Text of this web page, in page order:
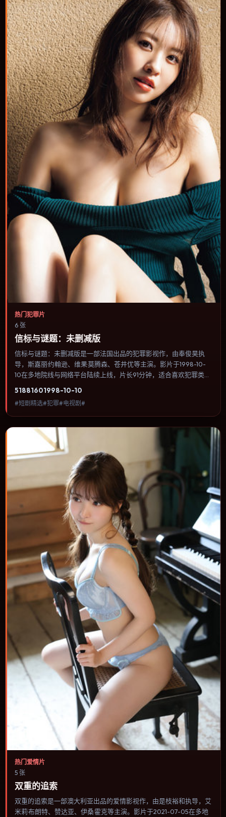
热门犯罪片
6 张
信标与谜题：未删减版
信标与谜题：未删减版是一部法国出品的犯罪影视作，由奉俊昊执
导，斯嘉丽·约翰逊、维果·莫腾森、苍井优等主演。影片于1998-10-
10在多地院线与网络平台陆续上线，片长91分钟，适合喜欢犯罪类
推进，节奏与视听语言统一，可作为休闲观影或类型片补片的选择。
51881601998-10-10
#短剧精选#犯罪#电视剧#
热门爱情片
5 张
双重的追索
双重的追索是一部澳大利亚出品的爱情影视作，由是枝裕和执导，艾
米莉·布朗特、赞达亚、伊桑·霍克等主演。影片于2021-07-05在多地